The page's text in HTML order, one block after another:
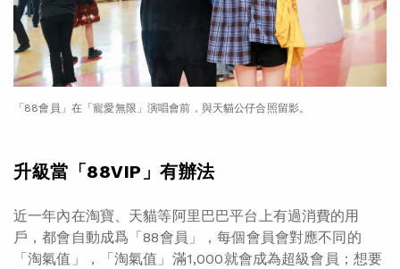
「88會員」在「寵愛無限」演唱會前，與天貓公仔合照留影。
升級當「88VIP」有辦法
近一年內在淘寶、天貓等阿里巴巴平台上有過消費的用
戶，都會自動成爲「88會員」，每個會員會對應不同的
「淘氣值」，「淘氣值」滿1,000就會成為超級會員；想要